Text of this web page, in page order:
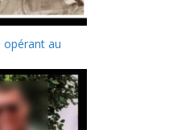
opérant au